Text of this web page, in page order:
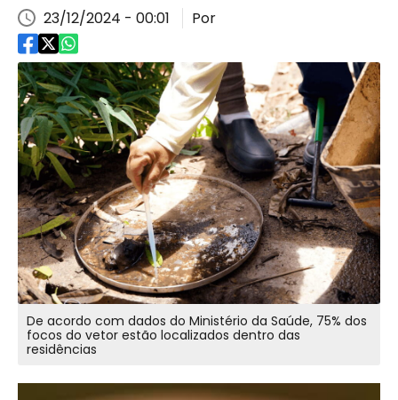
23/12/2024 - 00:01 Por
De acordo com dados do Ministério da Saúde, 75% dos
focos do vetor estão localizados dentro das
residências